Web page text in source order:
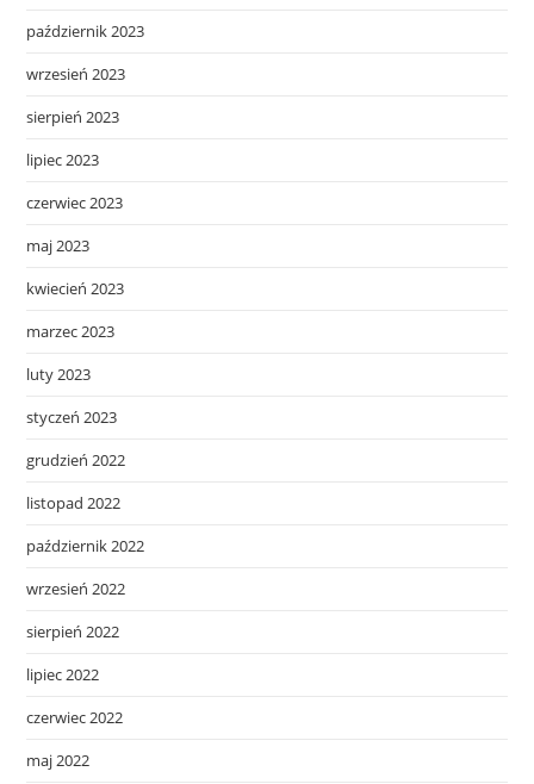
październik 2023
wrzesień 2023
sierpień 2023
lipiec 2023
czerwiec 2023
maj 2023
kwiecień 2023
marzec 2023
luty 2023
styczeń 2023
grudzień 2022
listopad 2022
październik 2022
wrzesień 2022
sierpień 2022
lipiec 2022
czerwiec 2022
maj 2022